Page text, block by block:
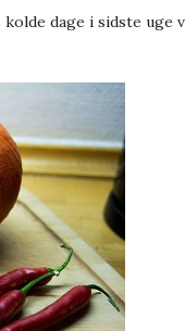
dage i sidste uge